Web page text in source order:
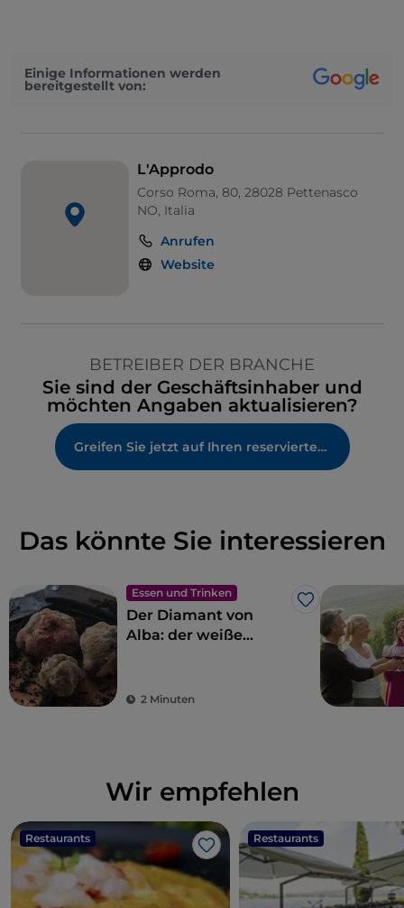
Einige Informationen werden
bereitgestellt von:
L'Approdo
Corso Roma, 80, 28028 Pettenasco
NO, Italia
Anrufen
Website
BETREIBER DER BRANCHE
Sie sind der Geschäftsinhaber und
möchten Angaben aktualisieren?
Greifen Sie jetzt auf Ihren reservierten Bereich zu
Das könnte Sie interessieren
Essen und Trinken
Like
Der Diamant von
Alba: der weiße
2 Minuten
Wir empfehlen
Restaurants
Like
Restaurants